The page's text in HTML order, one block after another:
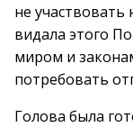
не участвовать
видала этого
миром и
потребовать
Голова была